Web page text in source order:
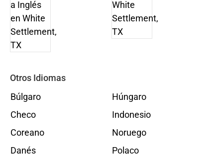
Otros Idiomas
Búlgaro
Checo
Coreano
Danés
Húngaro
Indonesio
Noruego
Polaco